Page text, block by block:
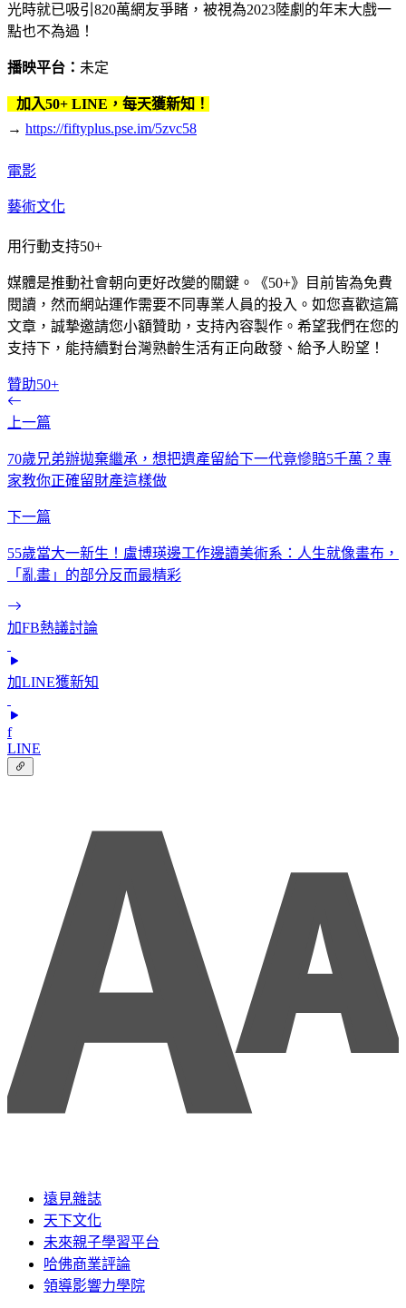
光時就已吸引820萬網友爭睹，被視為2023陸劇的年末大戲一
點也不為過！
播映平台： 未定
加入50+ LINE，每天獲新知！
→ https://fiftyplus.pse.im/5zvc58
電影
藝術文化
用行動支持50+
媒體是推動社會朝向更好改變的關鍵。《50+》目前皆為免費
閱讀，然而網站運作需要不同專業人員的投入。如您喜歡這篇
文章，誠摯邀請您小額贊助，支持內容製作。希望我們在您的
支持下，能持續對台灣熟齡生活有正向啟發、給予人盼望！
贊助50+
上一篇
70歲兄弟辦拋棄繼承，想把遺產留給下一代竟慘賠5千萬？專
家教你正確留財產這樣做
下一篇
55歲當大一新生！盧博瑛邊工作邊讀美術系：人生就像畫布，
「亂畫」的部分反而最精彩
加FB熱議討論
加LINE獲新知
f
LINE
遠見雜誌
天下文化
未來親子學習平台
哈佛商業評論
領導影響力學院